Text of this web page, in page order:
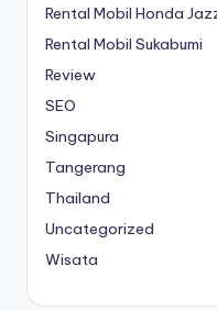
Rental Mobil Honda
Rental Mobil Sukabumi
Review
SEO
Singapura
Tangerang
Thailand
Uncategorized
Wisata